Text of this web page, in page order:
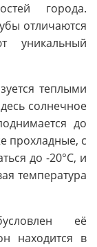
города.
отличаются
уникальный
теплыми
солнечное
до
прохладные, с
до -20°C, и
температура
её
находится в